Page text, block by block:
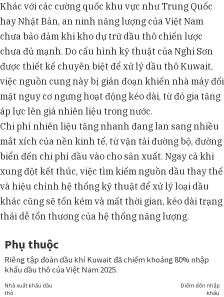
Khác với các cường quốc khu vực như Trung Quốc
hay Nhật Bản, an ninh năng lượng của Việt Nam
chưa bảo đảm khi kho dự trữ dầu thô chiến lược
chưa đủ mạnh. Do cấu hình kỹ thuật của Nghi Sơn
được thiết kế chuyên biệt để xử lý dầu thô Kuwait,
việc nguồn cung này bị gián đoạn khiến nhà máy đối
mặt nguy cơ ngưng hoạt động kéo dài, từ đó gia tăng
áp lực lên giá nhiên liệu trong nước.
Chi phí nhiên liệu tăng nhanh đang lan sang nhiều
mắt xích của nền kinh tế, từ vận tải đường bộ, đường
biển đến chi phí đầu vào cho sản xuất. Ngay cả khi
xung đột kết thúc, việc tìm kiếm nguồn dầu thay thế
và hiệu chỉnh hệ thống kỹ thuật để xử lý loại dầu
khác cũng sẽ tốn kém và mất thời gian, kéo dài trạng
thái dễ tổn thương của hệ thống năng lượng.